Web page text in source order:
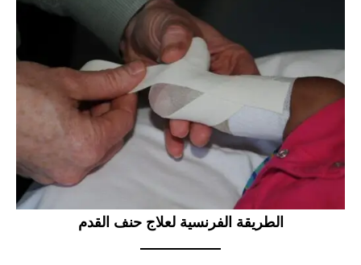
الطريقة الفرنسية لعلاج حنف القدم